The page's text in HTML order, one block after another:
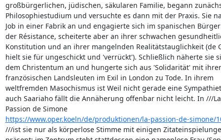
großbürgerlichen, jüdischen, säkularen Familie, begann
Philosophiestudium und versuchte es dann mit der Praxis. Sie
Job in einer Fabrik an und engagierte sich im spanischen
der Résistance, scheiterte aber an ihrer schwachen
Konstitution und an ihrer mangelnden Realitätstauglichkeit (de
hielt sie für ungeschickt und 'verrückt'). Schließlich näherte sie
dem Christentum an und hungerte sich aus 'Solidarität' mit
französischen Landsleuten im Exil in London zu Tode. In ihrem
weltfremden Masochismus ist Weil nicht gerade eine
auch Saariaho fällt die Annäherung offenbar nicht leicht. In ///
https://www.oper.koeln/de/produktionen/la-passion-de-simone/
///ist sie nur als körperlose Stimme mit einigen